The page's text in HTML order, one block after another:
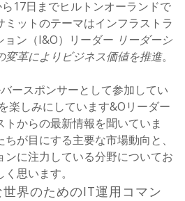
ら17日までヒルトンオーランドで
ットのテーマはインフラストラ
ョン（I&O）リーダー リーダーシ
変革によりビジネス価値を推進。
ースポンサーとして参加してい
楽しみにしています&Oリーダー
トからの最新情報を聞いていま
が目にする主要な市場動向と、
ンに注力している分野についてお
思います。
界のためのIT運用コマン